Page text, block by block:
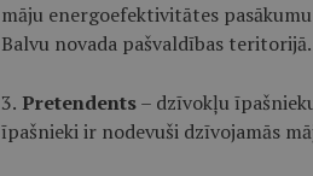
māju energoefektivitātes
Balvu novada pašvaldības teritorijā.
3. Pretendents– dzīvokļu
īpašnieki ir nodevuši dzīvojamās